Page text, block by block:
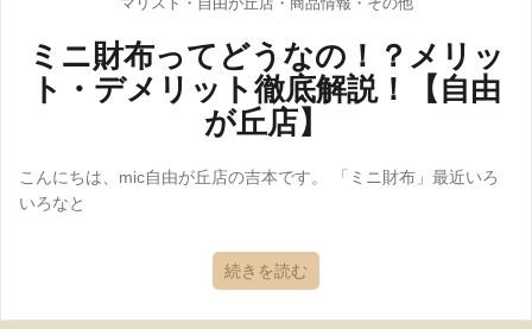
ミニ財布ってどうなの！？メリッ
ト・デメリット徹底解説！【自由
が丘店】
こんにちは、mic自由が丘店の吉本です。 「ミニ財布」最近いろ
いろなと
続きを読む